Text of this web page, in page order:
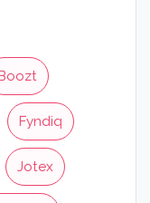
Boozt
Fyndiq
Jotex